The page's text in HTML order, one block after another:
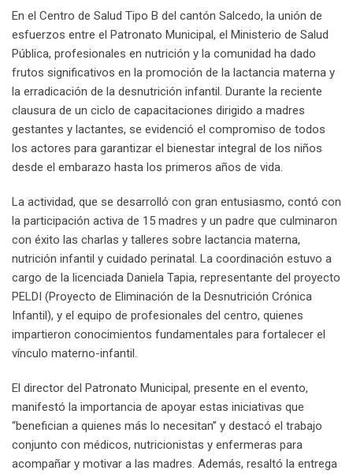
En el Centro de Salud Tipo B del cantón Salcedo, la unión de
esfuerzos entre el Patronato Municipal, el Ministerio de Salud
Pública, profesionales en nutrición y la comunidad ha dado
frutos significativos en la promoción de la lactancia materna y
la erradicación de la desnutrición infantil. Durante la reciente
clausura de un ciclo de capacitaciones dirigido a madres
gestantes y lactantes, se evidenció el compromiso de todos
los actores para garantizar el bienestar integral de los niños
desde el embarazo hasta los primeros años de vida.
La actividad, que se desarrolló con gran entusiasmo, contó con
la participación activa de 15 madres y un padre que culminaron
con éxito las charlas y talleres sobre lactancia materna,
nutrición infantil y cuidado perinatal. La coordinación estuvo a
cargo de la licenciada Daniela Tapia, representante del proyecto
PELDI (Proyecto de Eliminación de la Desnutrición Crónica
Infantil), y el equipo de profesionales del centro, quienes
impartieron conocimientos fundamentales para fortalecer el
vínculo materno-infantil.
El director del Patronato Municipal, presente en el evento,
manifestó la importancia de apoyar estas iniciativas que
“benefician a quienes más lo necesitan” y destacó el trabajo
conjunto con médicos, nutricionistas y enfermeras para
acompañar y motivar a las madres. Además, resaltó la entrega